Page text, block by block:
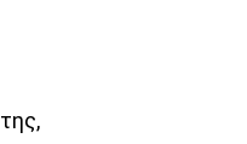
ραδιόφωνο…
πάντες και τα πάντα